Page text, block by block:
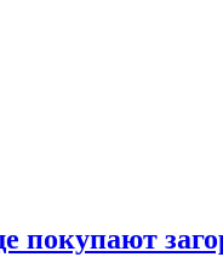
покупают